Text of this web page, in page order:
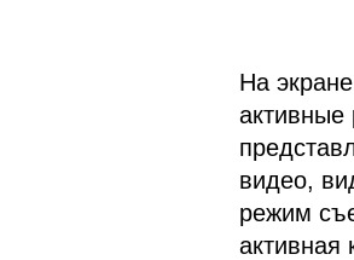
На
видео,
режим
активная